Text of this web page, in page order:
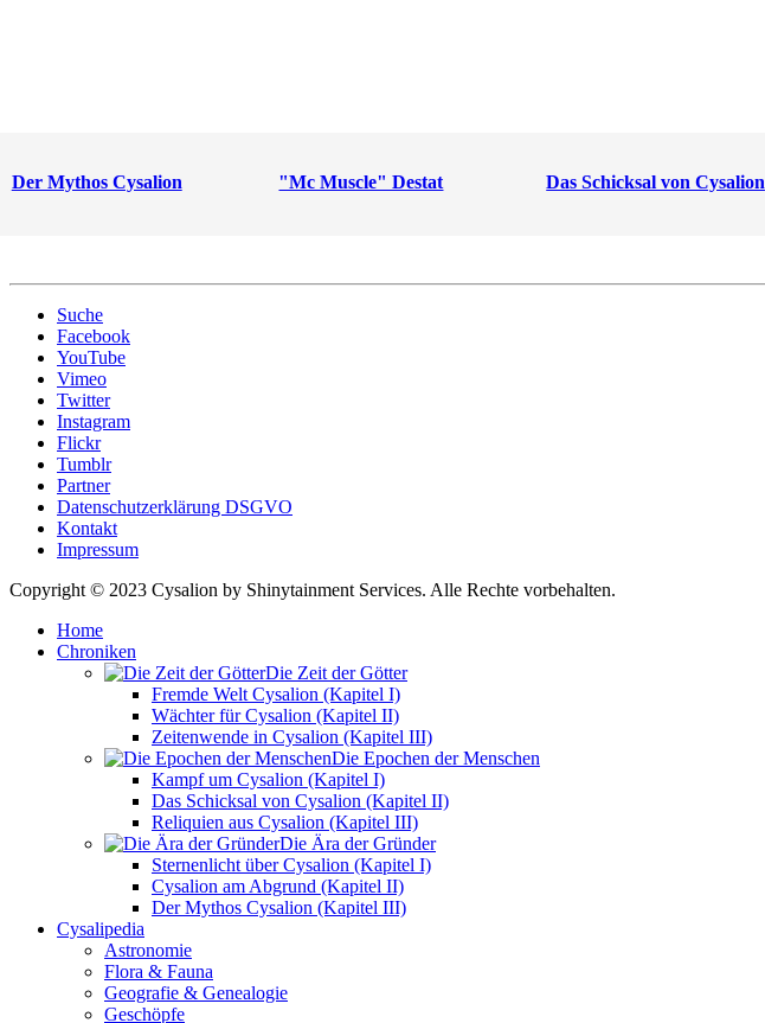
Der Mythos Cysalion "Mc Muscle" Destat Das Schicksal von Cysalion
Suche
Facebook
YouTube
Vimeo
Twitter
Instagram
Flickr
Tumblr
Partner
Datenschutzerklärung DSGVO
Kontakt
Impressum
Copyright © 2023 Cysalion by Shinytainment Services. Alle Rechte vorbehalten.
Home
Chroniken
Die Zeit der Götter
Fremde Welt Cysalion (Kapitel I)
Wächter für Cysalion (Kapitel II)
Zeitenwende in Cysalion (Kapitel III)
Die Epochen der Menschen
Kampf um Cysalion (Kapitel I)
Das Schicksal von Cysalion (Kapitel II)
Reliquien aus Cysalion (Kapitel III)
Die Ära der Gründer
Sternenlicht über Cysalion (Kapitel I)
Cysalion am Abgrund (Kapitel II)
Der Mythos Cysalion (Kapitel III)
Cysalipedia
Astronomie
Flora & Fauna
Geografie & Genealogie
Geschöpfe